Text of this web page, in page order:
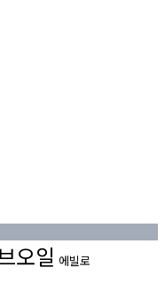
오일 에빌로